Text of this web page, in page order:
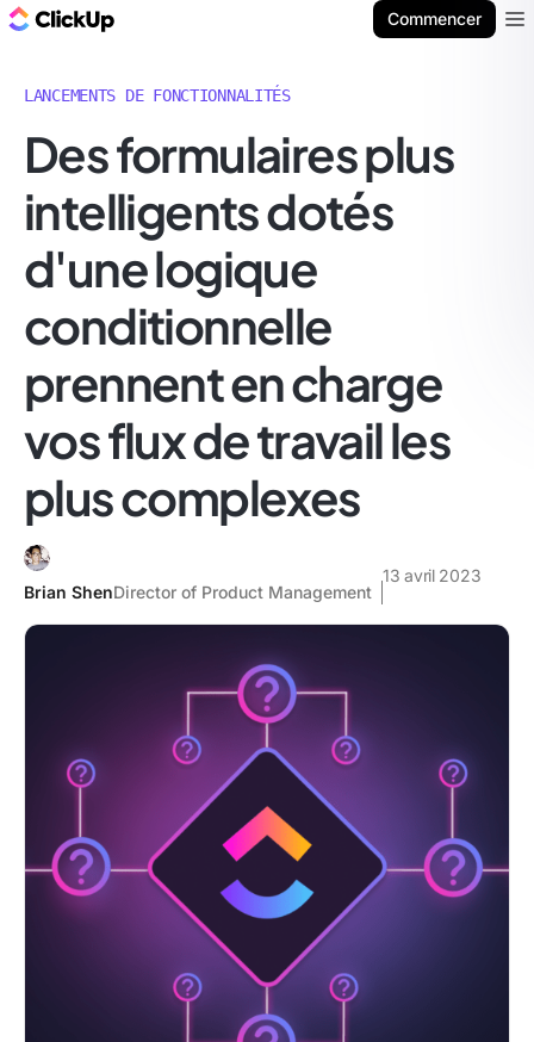
Commencer
LANCEMENTS DE FONCTIONNALITÉS
Des formulaires plus
intelligents dotés
d'une logique
conditionnelle
prennent en charge
vos flux de travail les
plus complexes
Brian ShenDirector of Product Management
13 avril 2023